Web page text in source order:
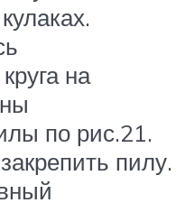
на
по рис.21.
пилу.